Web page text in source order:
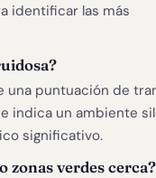
identificar las más
una puntuación de
indica un ambiente
significativo.
zonas verdes cerca?